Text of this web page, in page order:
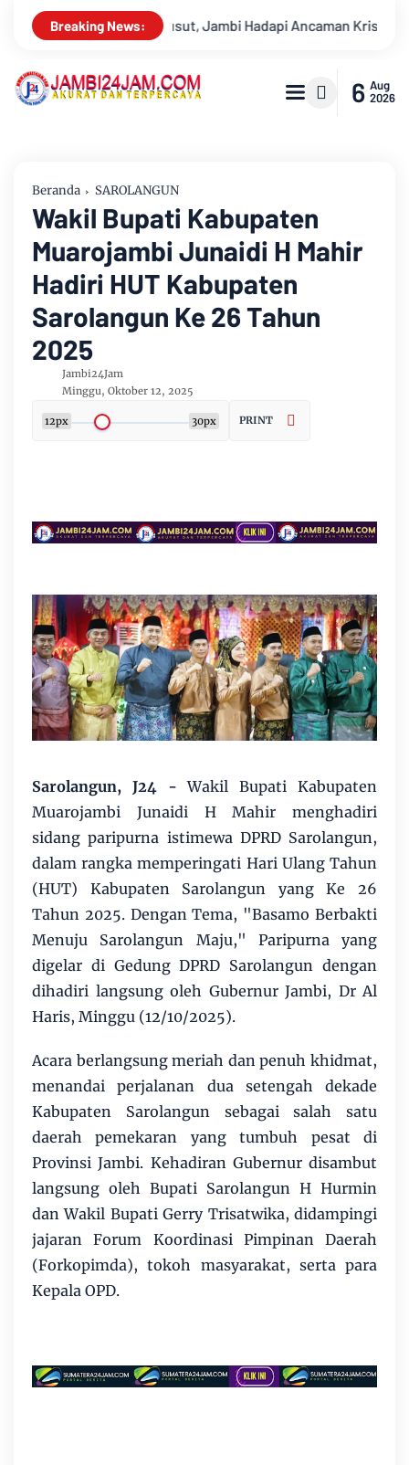
Breaking News:
Krisis Air Bersih dan Karhutla Sungai Batanghari Surut
6 Aug
2026
Beranda SAROLANGUN
Wakil Bupati Kabupaten
Muarojambi Junaidi H Mahir
Hadiri HUT Kabupaten
Sarolangun Ke 26 Tahun
2025
Jambi24Jam
Minggu, Oktober 12, 2025
12px 30px PRINT
Sarolangun, J24 -Wakil Bupati Kabupaten
Muarojambi Junaidi H Mahir menghadiri
sidang paripurna istimewa DPRD Sarolangun,
dalam rangka memperingati Hari Ulang Tahun
(HUT) Kabupaten Sarolangun yang Ke 26
Tahun 2025. Dengan Tema, "Basamo Berbakti
Menuju Sarolangun Maju," Paripurna yang
digelar di Gedung DPRD Sarolangun dengan
dihadiri langsung oleh Gubernur Jambi, Dr Al
Haris, Minggu (12/10/2025).
Acara berlangsung meriah dan penuh khidmat,
menandai perjalanan dua setengah dekade
Kabupaten Sarolangun sebagai salah satu
daerah pemekaran yang tumbuh pesat di
Provinsi Jambi. Kehadiran Gubernur disambut
langsung oleh Bupati Sarolangun H Hurmin
dan Wakil Bupati Gerry Trisatwika, didampingi
jajaran Forum Koordinasi Pimpinan Daerah
(Forkopimda), tokoh masyarakat, serta para
Kepala OPD.